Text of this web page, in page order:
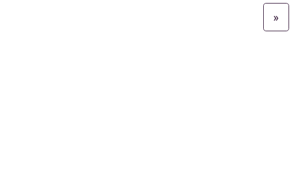
»